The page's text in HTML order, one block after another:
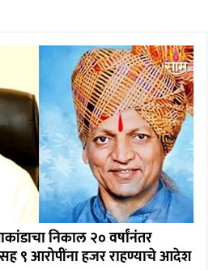
निकाल २० वर्षांनंतर
९ आरोपींना हजर राहण्याचे आदेश